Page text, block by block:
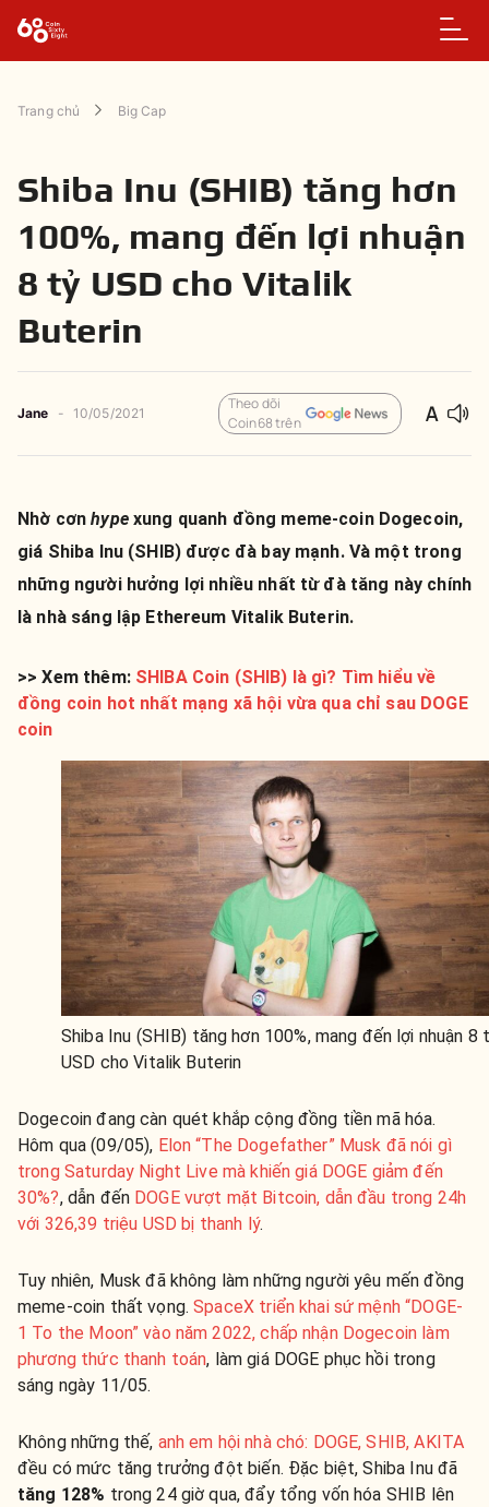
Trang chủ Big Cap
Shiba Inu (SHIB) tăng hơn
100%, mang đến lợi nhuận
8 tỷ USD cho Vitalik
Buterin
Jane - 10/05/2021
Theo dõi
Coin68 trên
Nhờ cơnhypexung quanh đồng meme-coin Dogecoin,
giá Shiba Inu (SHIB) được đà bay mạnh. Và một trong
những người hưởng lợi nhiều nhất từ đà tăng này chính
là nhà sáng lập Ethereum Vitalik Buterin.
>> Xem thêm: SHIBA Coin (SHIB) là gì? Tìm hiểu về
đồng coin hot nhất mạng xã hội vừa qua chỉ sau DOGE
coin
Shiba Inu (SHIB) tăng hơn 100%, mang đến lợi nhuận 8
USD cho Vitalik Buterin
Dogecoin đang càn quét khắp cộng đồng tiền mã hóa.
Hôm qua (09/05), Elon “The Dogefather” Musk đã nói gì
trong Saturday Night Live mà khiến giá DOGE giảm đến
30%?, dẫn đến DOGE vượt mặt Bitcoin, dẫn đầu trong 24h
với 326,39 triệu USD bị thanh lý.
Tuy nhiên, Musk đã không làm những người yêu mến đồng
meme-coin thất vọng.SpaceX triển khai sứ mệnh “DOGE-
1 To the Moon” vào năm 2022, chấp nhận Dogecoin làm
phương thức thanh toán, làm giá DOGE phục hồi trong
sáng ngày 11/05.
Không những thế, anh em hội nhà chó: DOGE, SHIB, AKITA
đều có mức tăng trưởng đột biến. Đặc biệt, Shiba Inu đã
tăng 128% trong 24 giờ qua, đẩy tổng vốn hóa SHIB lên